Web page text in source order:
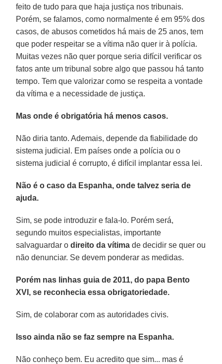
feito de tudo para que haja justiça nos tribunais.
Porém, se falamos, como normalmente é em 95% dos
casos, de abusos cometidos há mais de 25 anos, tem
que poder respeitar se a vítima não quer ir à polícia.
Muitas vezes não quer porque seria difícil verificar os
fatos ante um tribunal sobre algo que passou há tanto
tempo. Tem que valorizar como se respeita a vontade
da vítima e a necessidade de justiça.
Mas onde é obrigatória há menos casos.
Não diria tanto. Ademais, depende da fiabilidade do
sistema judicial. Em países onde a polícia ou o
sistema judicial é corrupto, é difícil implantar essa lei.
Não é o caso da Espanha, onde talvez seria de
ajuda.
Sim, se pode introduzir e fala-lo. Porém será,
segundo muitos especialistas, importante
salvaguardar odireito da vítima de decidir se quer ou
não denunciar. Se devem ponderar as medidas.
Porém nas linhas guia de 2011, do papa Bento
XVI, se reconhecia essa obrigatoriedade.
Sim, de colaborar com as autoridades civis.
Isso ainda não se faz sempre na Espanha.
Não conheço bem. Eu acredito que sim... mas é